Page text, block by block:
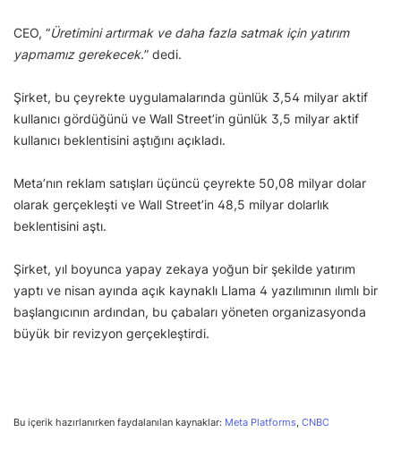
CEO, “Üretimini artırmak ve daha fazla satmak için yatırım
yapmamız gerekecek.” dedi.
Şirket, bu çeyrekte uygulamalarında günlük 3,54 milyar aktif
kullanıcı gördüğünü ve Wall Street’in günlük 3,5 milyar aktif
kullanıcı beklentisini aştığını açıkladı.
Meta’nın reklam satışları üçüncü çeyrekte 50,08 milyar dolar
olarak gerçekleşti ve Wall Street’in 48,5 milyar dolarlık
beklentisini aştı.
Şirket, yıl boyunca yapay zekaya yoğun bir şekilde yatırım
yaptı ve nisan ayında açık kaynaklı Llama 4 yazılımının ılımlı bir
başlangıcının ardından, bu çabaları yöneten organizasyonda
büyük bir revizyon gerçekleştirdi.
Bu içerik hazırlanırken faydalanılan kaynaklar: Meta Platforms CNBC